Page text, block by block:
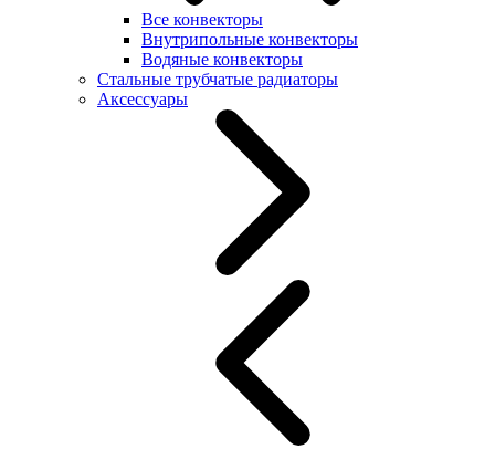
Все конвекторы
Внутрипольные конвекторы
Водяные конвекторы
Стальные трубчатые радиаторы
Аксессуары